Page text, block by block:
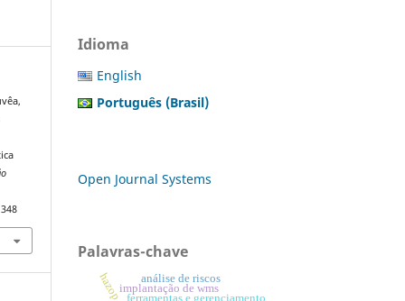
Idioma
English
Português (Brasil)
Open Journal Systems
Palavras-chave
ferramentas e gerenciamento
implantação de wms
análise de riscos
hazop